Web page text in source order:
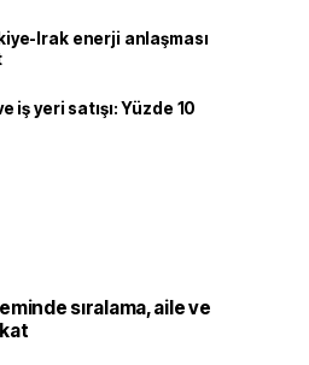
Irak enerji anlaşması
iş yeri satışı: Yüzde 10
sıralama, aile ve